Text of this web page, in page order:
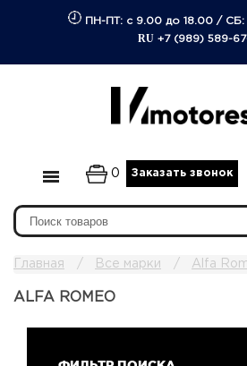
ПН-ПТ: с 9.00 до 18.00/ СБ:
RU +7 (989) 589-
0 Заказать звонок
Главная Все марки Alfa
ALFA ROMEO